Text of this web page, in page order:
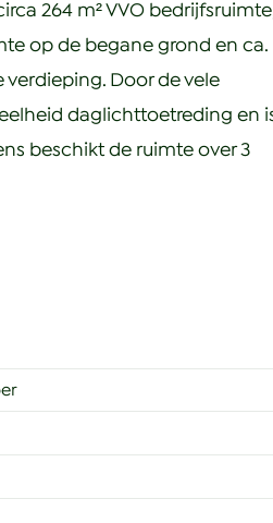
264 m² VVO
op de begane grond en ca.
verdieping. Door de vele
daglichttoetreding en
beschikt de ruimte over 3
aan bedrijven en
weg N211, die
is er een tramhalte voor
afgesloten pantry, doorgang